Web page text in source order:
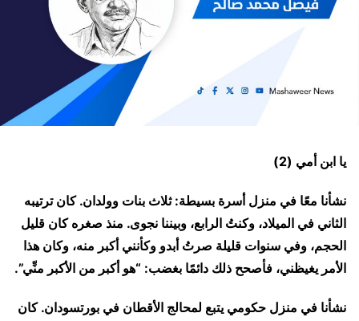
يا ابن أمي (2)
نشأنا معًا في منزل أسرة بسيطة: ثلاث بنات وولدان. كان ترتيبه
الثاني في الميلاد، وكنتُ الرابع، وبيننا نجوى. منذ صغره كان قليل
الحجم، وفي سنوات قليلة صرتُ أبدو وكأنني أكبر منه، وكان هذا
الأمر يغيظني، فأصحح ذلك دائمًا بغضب: “هو أكبر من الأكبر منِّي”.
نشأنا في منزل حكومي يتبع لمحالج الأقطان في بورتسودان. كان